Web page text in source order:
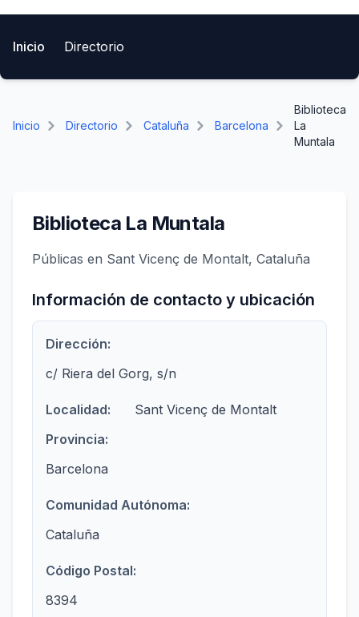
Inicio Directorio
Inicio Directorio Cataluña Barcelona
Biblioteca
La
Muntala
Biblioteca La Muntala
Públicas en Sant Vicenç de Montalt, Cataluña
Información de contacto y ubicación
Dirección:
c/ Riera del Gorg, s/n
Localidad:
Sant Vicenç de Montalt
Provincia:
Barcelona
Comunidad Autónoma:
Cataluña
Código Postal:
8394